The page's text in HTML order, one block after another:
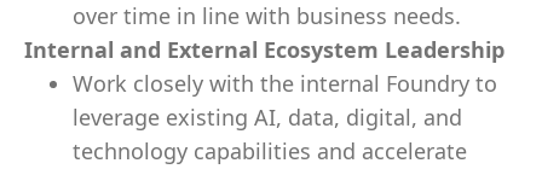
over time in line with business needs.
Internal and External Ecosystem Leadership
Work closely with the internal Foundry to
leverage existing AI, data, digital, and
technology capabilities and accelerate